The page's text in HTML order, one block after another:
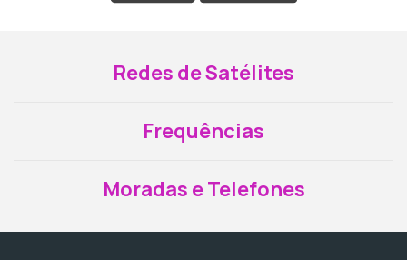
Redes de Satélites
Frequências
Moradas e Telefones